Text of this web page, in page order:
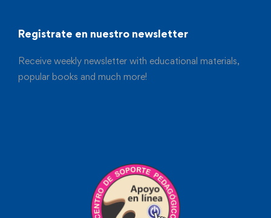
Registrate en nuestro newsletter
Receive weekly newsletter with educational materials,
popular books and much more!